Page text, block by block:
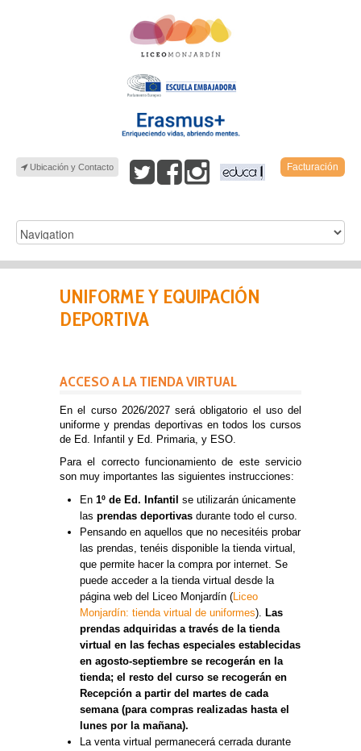
Ubicación y Contacto Facturación
UNIFORME Y EQUIPACIÓN
DEPORTIVA
ACCESO A LA TIENDA VIRTUAL
En el curso 2026/2027 será obligatorio el uso del
uniforme y prendas deportivas en todos los cursos
de Ed. Infantil y Ed. Primaria, y ESO.
Para el correcto funcionamiento de este servicio
son muy importantes las siguientes instrucciones:
En 1º de Ed. Infantil se utilizarán únicamente
las prendas deportivas durante todo el curso.
Pensando en aquellos que no necesitéis probar
las prendas, tenéis disponible la tienda virtual,
que permite hacer la compra por internet. Se
puede acceder a la tienda virtual desde la
página web del Liceo Monjardín (Liceo
Monjardín: tienda virtual de uniformes). Las
prendas adquiridas a través de la tienda
virtual en las fechas especiales establecidas
en agosto-septiembre se recogerán en la
tienda; el resto del curso se recogerán en
Recepción a partir del martes de cada
semana (para compras realizadas hasta el
lunes por la mañana).
La venta virtual permanecerá cerrada durante